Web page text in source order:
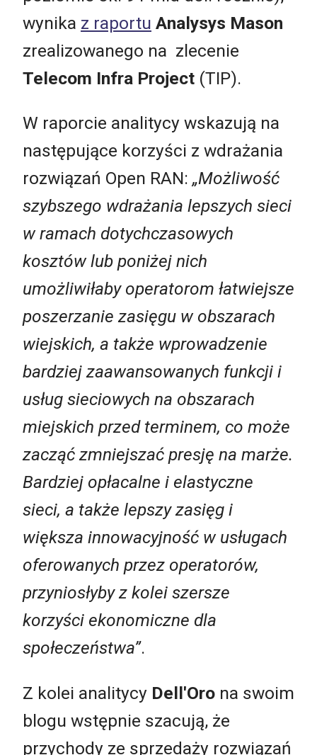
wynika z raportu Analysys Mason
zrealizowanego na zlecenie
Telecom Infra Project (TIP).
W raporcie analitycy wskazują na
następujące korzyści z wdrażania
rozwiązań Open RAN: „Możliwość
szybszego wdrażania lepszych sieci
w ramach dotychczasowych
kosztów lub poniżej nich
umożliwiłaby operatorom łatwiejsze
poszerzanie zasięgu w obszarach
wiejskich, a także wprowadzenie
bardziej zaawansowanych funkcji i
usług sieciowych na obszarach
miejskich przed terminem, co może
zacząć zmniejszać presję na marże.
Bardziej opłacalne i elastyczne
sieci, a także lepszy zasięg i
większa innowacyjność w usługach
oferowanych przez operatorów,
przyniosłyby z kolei szersze
korzyści ekonomiczne dla
społeczeństwa”.
Z kolei analitycy Dell'Oro na swoim
blogu wstępnie szacują, że
przychody ze sprzedaży rozwiązań